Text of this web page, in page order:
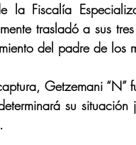
la Fiscalía
trasladó a sus
del padre de los
Getzemani
su